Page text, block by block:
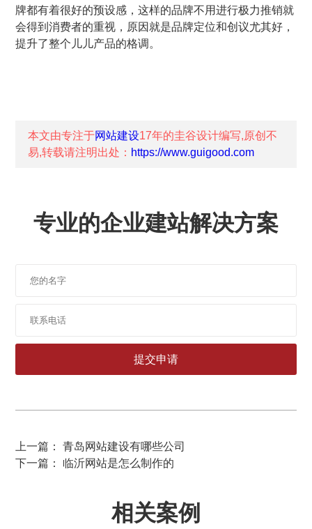
牌都有着很好的预设感，这样的品牌不用进行极力推销就
会得到消费者的重视，原因就是品牌定位和创议尤其好，
提升了整个儿儿产品的格调。
本文由专注于网站建设17年的圭谷设计编写,原创不
易,转载请注明出处： https://www.guigood.com
专业的企业建站解决方案
上一篇： 青岛网站建设有哪些公司
下一篇： 临沂网站是怎么制作的
相关案例